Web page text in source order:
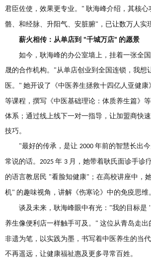
君臣佐使，效果更专业。 " 耿海峰介绍，其核心
骼、和经脉、升阳气、安脏腑" ，已让数万人实
薪火相传：从单店到 "千城万店" 的愿景
如今，耿海峰的办公室墙上，挂着一张全
晟的合作机构。 "从单店创业到全国连锁，我想
医。 " 她开设了《中医养生拯救十四亿人亚健康
等课程，撰写《中医基础理论：体质养生篇》
体系；通过线上线下一对一指导，让加盟商快
技巧。
"最好的传承，是让 2000 年前的智慧长出今
常说的话。 2025 年 3 月，她带着耿氏面诊手诊
的语言教居民 "看脸知健康" ；在高校讲座中，
机" 的趣味视角，讲解《伤寒论》中的免疫思维
谈及未来，耿海峰眼中有光： "我的目标是 '
养生像便利店一样触手可及。 " 这位从青岛走出
非遗为笔，以实践为墨，书写着中医养生的
不再遥远，让健康福祉惠及更多寻常百姓。